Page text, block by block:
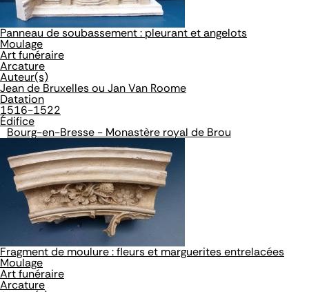
Panneau de soubassement : pleurant et angelots
Moulage
Art funéraire
Arcature
Auteur(s)
Jean de Bruxelles ou Jan Van Roome
Datation
1516-1522
Édifice
Bourg-en-Bresse - Monastère royal de Brou
Fragment de moulure : fleurs et marguerites entrelacées
Moulage
Art funéraire
Arcature